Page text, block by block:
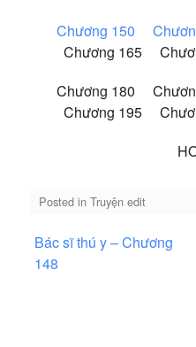
Chương 150
Chương 165
Chương 180
Chương 195
Posted in Truyện edit
Điều
hướng
Bác sĩ thú y – Chương
148